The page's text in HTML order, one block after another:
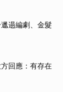
遢編劇、金髮
回應：有存在